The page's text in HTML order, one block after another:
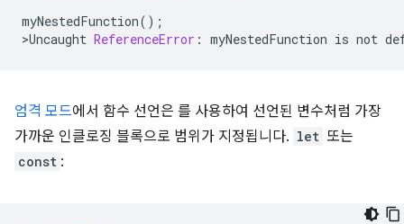
myNestedFunction();
>Uncaught ReferenceError : myNestedFunction is not
엄격 모드에서 함수 선언은 를 사용하여 선언된 변수처럼 가장
가까운 인클로징 블록으로 범위가 지정됩니다. let 또는
const :